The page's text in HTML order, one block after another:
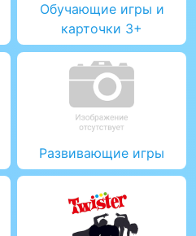
Обучающие игры и
карточки 3+
Развивающие игры